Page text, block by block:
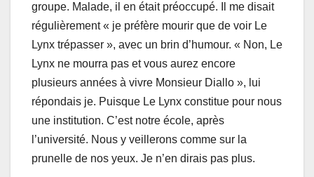
groupe. Malade, il en était préoccupé. Il me disait
régulièrement « je préfère mourir que de voir Le
Lynx trépasser », avec un brin d’humour. « Non, Le
Lynx ne mourra pas et vous aurez encore
plusieurs années à vivre Monsieur Diallo », lui
répondais je. Puisque Le Lynx constitue pour nous
une institution. C’est notre école, après
l’université. Nous y veillerons comme sur la
prunelle de nos yeux. Je n’en dirais pas plus.